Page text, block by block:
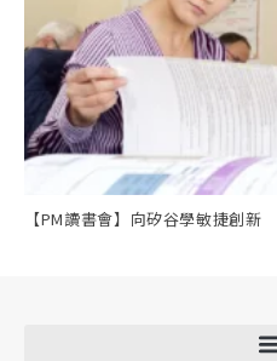
【PM讀書會】向矽谷學敏捷創新